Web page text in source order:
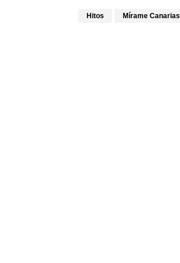
Hitos Mírame Canarias